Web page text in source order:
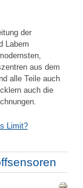
der
Labem
aus dem
alle Teile auch
auch die
Limit?